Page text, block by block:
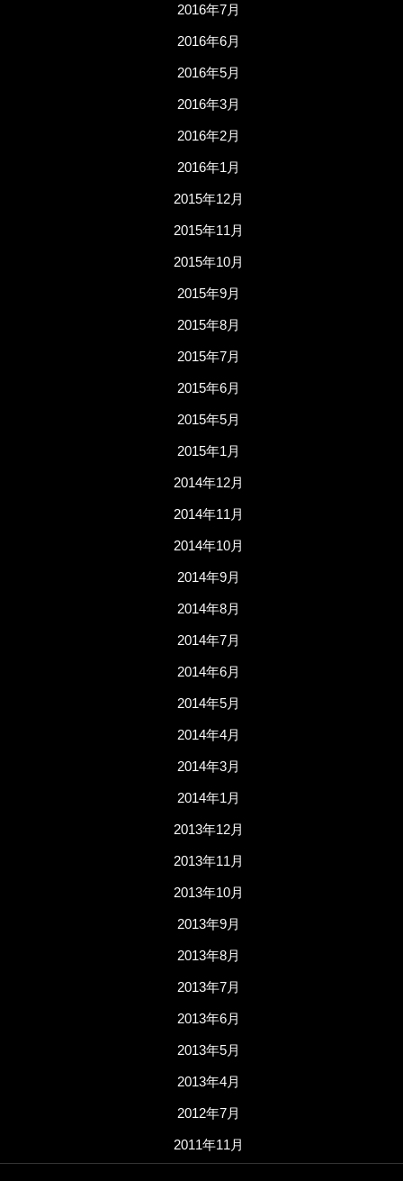
2016年7月
2016年6月
2016年5月
2016年3月
2016年2月
2016年1月
2015年12月
2015年11月
2015年10月
2015年9月
2015年8月
2015年7月
2015年6月
2015年5月
2015年1月
2014年12月
2014年11月
2014年10月
2014年9月
2014年8月
2014年7月
2014年6月
2014年5月
2014年4月
2014年3月
2014年1月
2013年12月
2013年11月
2013年10月
2013年9月
2013年8月
2013年7月
2013年6月
2013年5月
2013年4月
2012年7月
2011年11月